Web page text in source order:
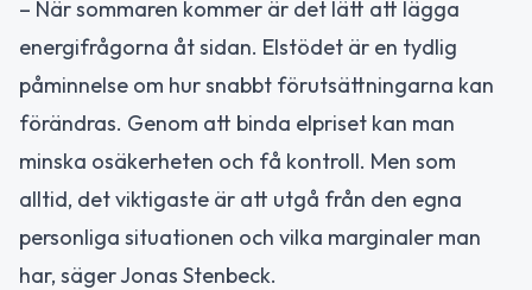
– När sommaren kommer är det lätt att lägga
energifrågorna åt sidan. Elstödet är en tydlig
påminnelse om hur snabbt förutsättningarna kan
förändras. Genom att binda elpriset kan man
minska osäkerheten och få kontroll. Men som
alltid, det viktigaste är att utgå från den egna
personliga situationen och vilka marginaler man
har, säger Jonas Stenbeck.